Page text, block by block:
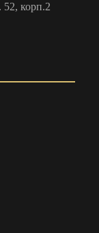
52, корп.2